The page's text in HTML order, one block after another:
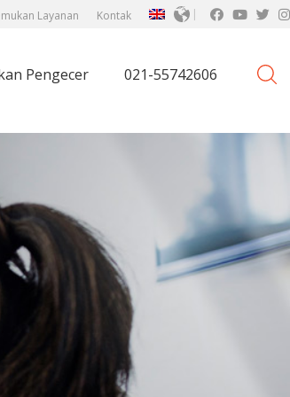
Layanan Kontak
Pengecer 021-55742606